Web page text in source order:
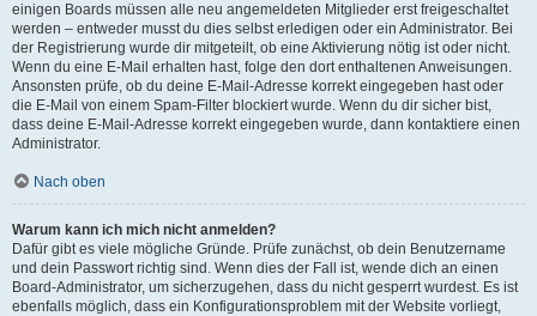
einigen Boards müssen alle neu angemeldeten Mitglieder erst freigeschaltet
werden – entweder musst du dies selbst erledigen oder ein Administrator. Bei
der Registrierung wurde dir mitgeteilt, ob eine Aktivierung nötig ist oder nicht.
Wenn du eine E-Mail erhalten hast, folge den dort enthaltenen Anweisungen.
Ansonsten prüfe, ob du deine E-Mail-Adresse korrekt eingegeben hast oder
die E-Mail von einem Spam-Filter blockiert wurde. Wenn du dir sicher bist,
dass deine E-Mail-Adresse korrekt eingegeben wurde, dann kontaktiere einen
Administrator.
Nach oben
Warum kann ich mich nicht anmelden?
Dafür gibt es viele mögliche Gründe. Prüfe zunächst, ob dein Benutzername
und dein Passwort richtig sind. Wenn dies der Fall ist, wende dich an einen
Board-Administrator, um sicherzugehen, dass du nicht gesperrt wurdest. Es ist
ebenfalls möglich, dass ein Konfigurationsproblem mit der Website vorliegt,